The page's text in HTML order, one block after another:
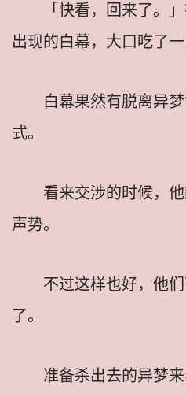
「快看，回来了。
出现的白幕，大口吃了一
白幕果然有脱离异
式。
看来交涉的时候，
声势。
不过这样也好，他
了。
准备杀出去的异梦